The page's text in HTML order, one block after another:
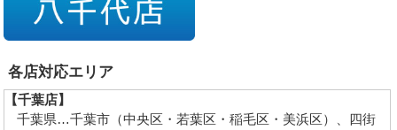
各店対応エリア
【千葉店】
千葉県…千葉市（中央区・若葉区・稲毛区・美浜区）、四街